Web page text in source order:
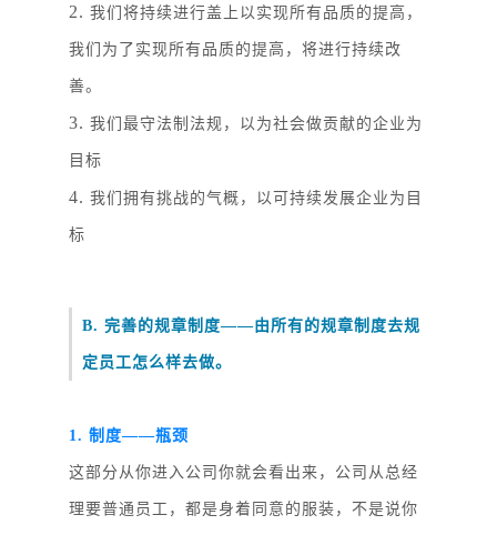
2. 我们将持续进行盖上以实现所有品质的提高，
我们为了实现所有品质的提高，将进行持续改
善。
3. 我们最守法制法规，以为社会做贡献的企业为
目标
4. 我们拥有挑战的气概，以可持续发展企业为目
标
B. 完善的规章制度——由所有的规章制度去规
定员工怎么样去做。
1. 制度——瓶颈
这部分从你进入公司你就会看出来，公司从总经
理要普通员工，都是身着同意的服装，不是说你